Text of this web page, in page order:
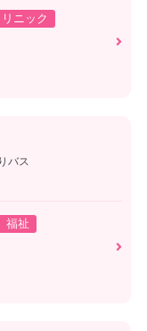
リニック
バス
福祉